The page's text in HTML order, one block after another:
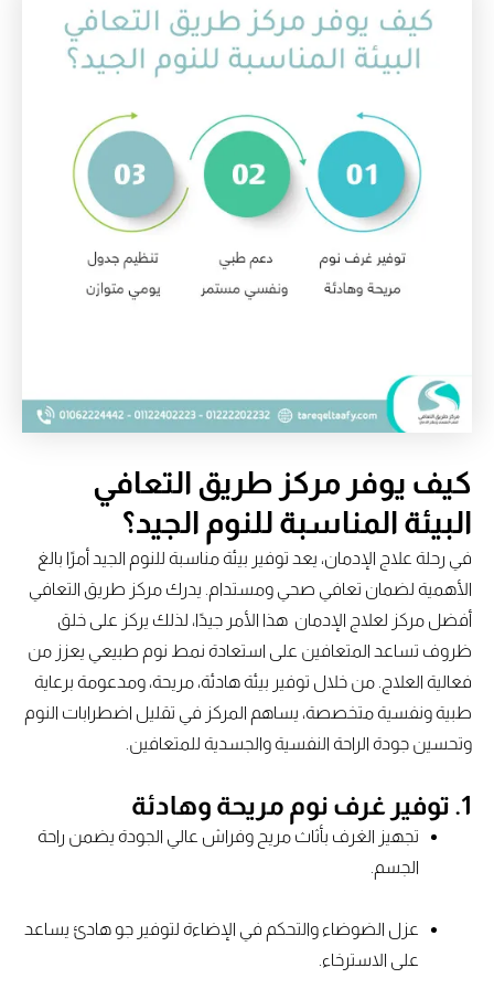
كيف يوفر مركز طريق التعافي
البيئة المناسبة للنوم الجيد؟
في رحلة علاج الإدمان، يعد توفير بيئة مناسبة للنوم الجيد أمرًا بالغ
الأهمية لضمان تعافي صحي ومستدام. يدرك مركز طريق التعافي
أفضل مركز لعلاج الإدمان هذا الأمر جيدًا، لذلك يركز على خلق
ظروف تساعد المتعافين على استعادة نمط نوم طبيعي يعزز من
فعالية العلاج. من خلال توفير بيئة هادئة، مريحة، ومدعومة برعاية
طبية ونفسية متخصصة، يساهم المركز في تقليل اضطرابات النوم
وتحسين جودة الراحة النفسية والجسدية للمتعافين.
تجهيز الغرف بأثاث مريح وفراش عالي الجودة يضمن راحة
الجسم.
عزل الضوضاء والتحكم في الإضاءة لتوفير جو هادئ يساعد
على الاسترخاء.